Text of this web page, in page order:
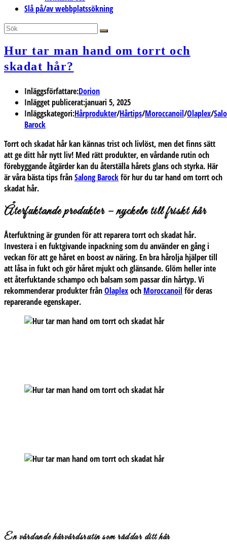
Slå på/av webbplatssökning
Hur tar man hand om torrt och
skadat hår?
Inläggsförfattare:Dorion
Inlägget publicerat:januari 5, 2025
Inläggskategori:Hårprodukter/Hårtips/Moroccanoil/Olaplex/
Barock
Torrt och skadat hår kan kännas trist och livlöst, men det finns sätt
att ge ditt hår nytt liv! Med rätt produkter, en vårdande rutin och
förebyggande åtgärder kan du återställa hårets glans och styrka. Här
är våra bästa tips frånSalong Barockför hur du tar hand om torrt och
skadat hår.
Återfuktande produkter – nyckeln till friskt hår
Återfuktning är grunden för att reparera torrt och skadat hår.
Investera i en fuktgivande inpackning som du använder en gång i
veckan för att ge håret en boost av näring. En bra hårolja hjälper till
att låsa in fukt och gör håret mjukt och glänsande. Glöm heller inte
ett återfuktande schampo och balsam som passar din hårtyp. Vi
rekommenderar produkter frånOlaplexoch Moroccanoil för deras
reparerande egenskaper.
En vårdande hårvårdsrutin som räddar ditt hår